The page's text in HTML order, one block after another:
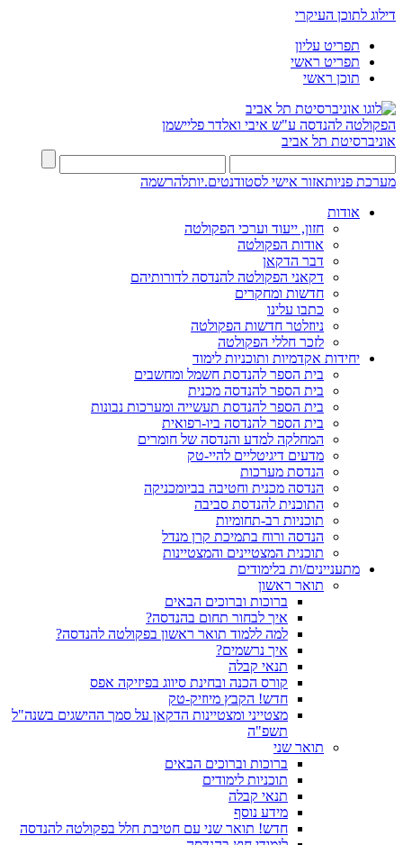
דילוג לתוכן העיקרי
תפריט עליון
תפריט ראשי
תוכן ראשי
הפקולטה להנדסה ע"ש איבי ואלדר פליישמן
אוניברסיטת תל אביב
מערכת פניותאזור אישי לסטודנטים.יותלהרשמה
אודות
חזון, ייעוד וערכי הפקולטה
אודות הפקולטה
דבר הדקאן
דקאני הפקולטה להנדסה לדורותיהם
חדשות ומחקרים
כתבו עלינו
ניוזלטר חדשות הפקולטה
לזכר חללי הפקולטה
יחידות אקדמיות ותוכניות לימוד
בית הספר להנדסת חשמל ומחשבים
בית הספר להנדסה מכנית
בית הספר להנדסת תעשייה ומערכות נבונות
בית הספר להנדסה ביו-רפואית
המחלקה למדע והנדסה של חומרים
מדעים דיגיטליים להיי-טק
הנדסת מערכות
הנדסה מכנית וחטיבה בביומכניקה
התוכנית להנדסת סביבה
תוכניות רב-תחומיות
הנדסה ורוח בתמיכת קרן מנדל
תוכנית המצטיינים והמצטיינות
מתעניינים/ות בלימודים
תואר ראשון
ברוכות וברוכים הבאים
איך לבחור תחום בהנדסה?
למה ללמוד תואר ראשון בפקולטה להנדסה?
איך נרשמים?
תנאי קבלה
קורס הכנה ובחינת סיווג בפיזיקה אפס
חדש! הקבץ מיוזיק-טק
מצטייני ומצטיינות הדקאן על סמך ההישגים בשנה"ל
תשפ"ה
תואר שני
ברוכות וברוכים הבאים
תוכניות לימודים
תנאי קבלה
מידע נוסף
חדש! תואר שני עם חטיבת חלל בפקולטה להנדסה